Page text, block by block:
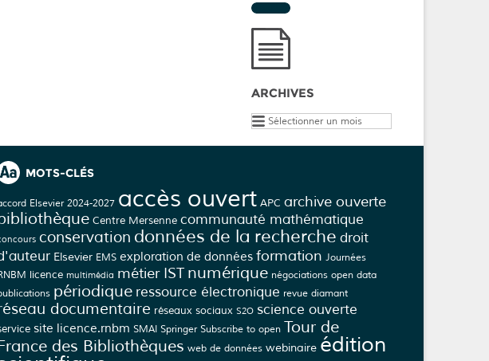
ARCHIVES
Archives
MOTS-CLÉS
Elsevier 2024-2027 accès ouvert APC archive ouverte
Centre Mersenne communauté mathématique
conservation données de la recherche droit
Elsevier EMS exploration de données formation Journées
licence multimédia métier IST numérique négociations open data
périodique ressource électronique revue diamant
documentaire réseaux sociaux S2O science ouverte
site licence.rnbm SMAI Springer Subscribe to open Tour de
des Bibliothèques web de données webinaire édition